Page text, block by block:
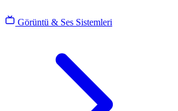
Görüntü & Ses Sistemleri